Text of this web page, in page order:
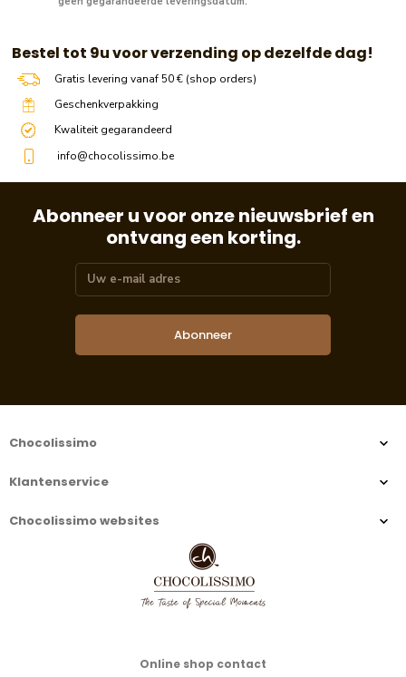
​​ Bestel tot 9u voor verzending op dezelfde dag!
Gratis levering vanaf 50 € (shop orders)
Geschenkverpakking
Kwaliteit gegarandeerd
info@chocolissimo.be
Abonneer u voor onze nieuwsbrief en
ontvang een korting.
Abonneer
Chocolissimo
Klantenservice
Chocolissimo websites
Online shop contact